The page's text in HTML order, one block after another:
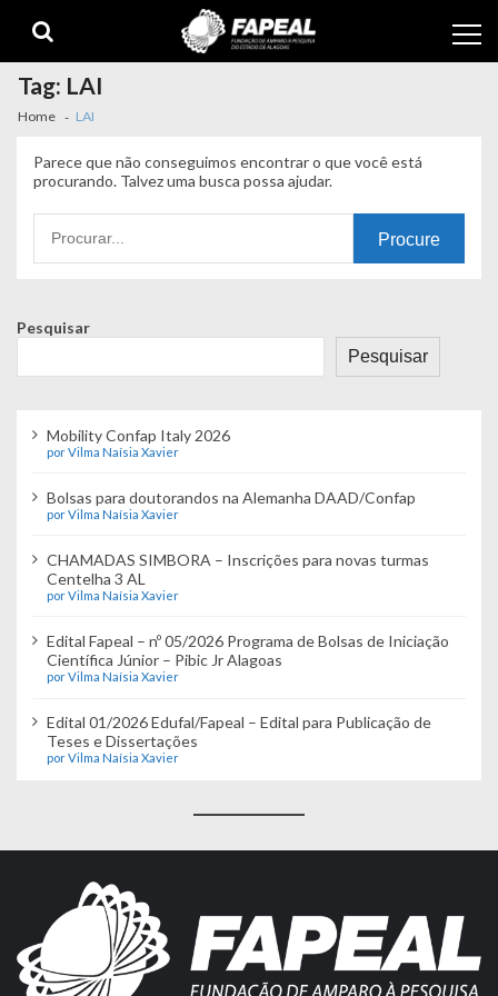
navigation
content
Tag: LAI
Home LAI
Parece que não conseguimos encontrar o que você está
procurando. Talvez uma busca possa ajudar.
por:
Pesquisar
Pesquisar
Mobility Confap Italy 2026
por Vilma Naísia Xavier
Bolsas para doutorandos na Alemanha DAAD/Confap
por Vilma Naísia Xavier
CHAMADAS SIMBORA – Inscrições para novas turmas
Centelha 3 AL
por Vilma Naísia Xavier
Edital Fapeal – nº 05/2026 Programa de Bolsas de Iniciação
Científica Júnior – Pibic Jr Alagoas
por Vilma Naísia Xavier
Edital 01/2026 Edufal/Fapeal – Edital para Publicação de
Teses e Dissertações
por Vilma Naísia Xavier